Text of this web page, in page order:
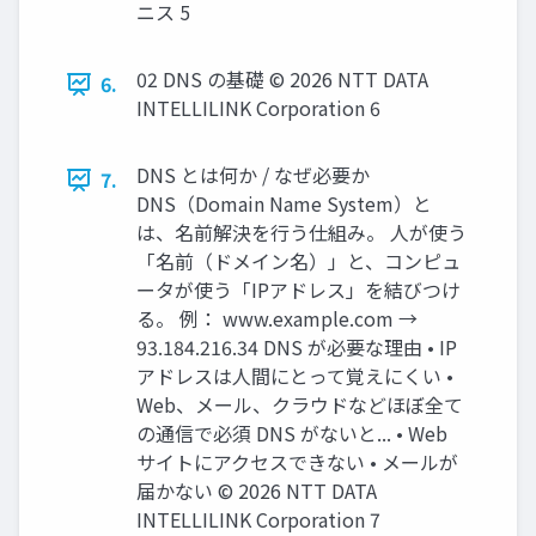
ニス 5
6.
02 DNS の基礎 © 2026 NTT DATA
INTELLILINK Corporation 6
7.
DNS とは何か / なぜ必要か
DNS（Domain Name System）と
は、名前解決を行う仕組み。 人が使う
「名前（ドメイン名）」と、コンピュ
ータが使う「IPアドレス」を結びつけ
る。 例： www.example.com →
93.184.216.34 DNS が必要な理由 • IP
アドレスは人間にとって覚えにくい •
Web、メール、クラウドなどほぼ全て
の通信で必須 DNS がないと... • Web
サイトにアクセスできない • メールが
届かない © 2026 NTT DATA
INTELLILINK Corporation 7